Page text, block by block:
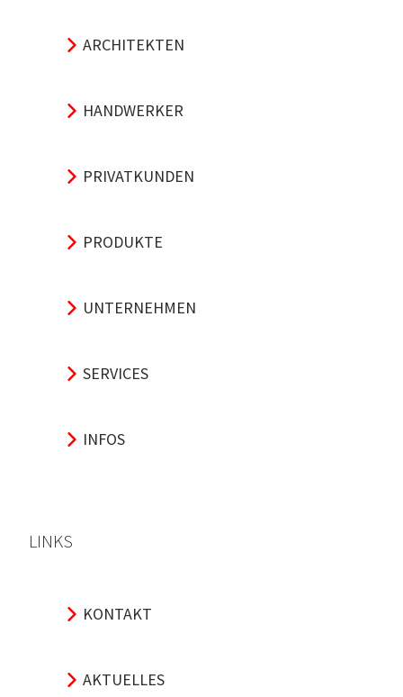
ARCHITEKTEN
HANDWERKER
PRIVATKUNDEN
PRODUKTE
UNTERNEHMEN
SERVICES
INFOS
LINKS
KONTAKT
AKTUELLES